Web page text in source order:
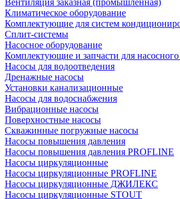
Вентиляция заказная (промышленная)
Климатическое оборудование
Комплектующие для систем
Сплит-системы
Насосное оборудование
Комплектующие и запчасти для
Насосы для водоотведения
Дренажные насосы
Установки канализационные
Насосы для водоснабжения
Вибрационные насосы
Поверхностные насосы
Скважинные погружные насосы
Насосы повышения давления
Насосы повышения давления PROFLINE
Насосы циркуляционные
Насосы циркуляционные PROFLINE
Насосы циркуляционные ДЖИЛЕКС
Насосы циркуляционные STOUT